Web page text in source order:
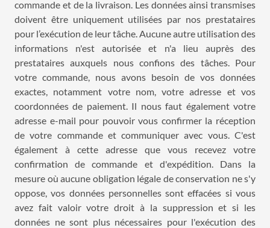
commande et de la livraison. Les données ainsi transmises
doivent être uniquement utilisées par nos prestataires
pour l’exécution de leur tâche. Aucune autre utilisation des
informations n'est autorisée et n'a lieu auprès des
prestataires auxquels nous confions des tâches. Pour
votre commande, nous avons besoin de vos données
exactes, notamment votre nom, votre adresse et vos
coordonnées de paiement. Il nous faut également votre
adresse e-mail pour pouvoir vous confirmer la réception
de votre commande et communiquer avec vous. C'est
également à cette adresse que vous recevez votre
confirmation de commande et d'expédition. Dans la
mesure où aucune obligation légale de conservation ne s'y
oppose, vos données personnelles sont effacées si vous
avez fait valoir votre droit à la suppression et si les
données ne sont plus nécessaires pour l'exécution des